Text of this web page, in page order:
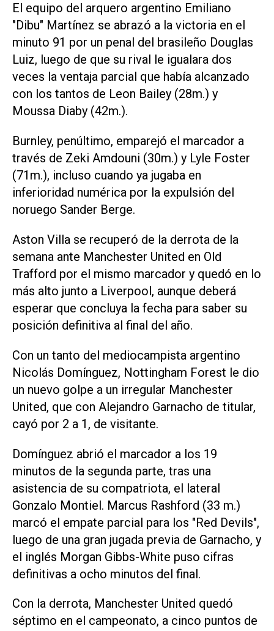
El equipo del arquero argentino Emiliano
"Dibu" Martínez se abrazó a la victoria en el
minuto 91 por un penal del brasileño Douglas
Luiz, luego de que su rival le igualara dos
veces la ventaja parcial que había alcanzado
con los tantos de Leon Bailey (28m.) y
Moussa Diaby (42m.).
Burnley, penúltimo, emparejó el marcador a
través de Zeki Amdouni (30m.) y Lyle Foster
(71m.), incluso cuando ya jugaba en
inferioridad numérica por la expulsión del
noruego Sander Berge.
Aston Villa se recuperó de la derrota de la
semana ante Manchester United en Old
Trafford por el mismo marcador y quedó en lo
más alto junto a Liverpool, aunque deberá
esperar que concluya la fecha para saber su
posición definitiva al final del año.
Con un tanto del mediocampista argentino
Nicolás Domínguez, Nottingham Forest le dio
un nuevo golpe a un irregular Manchester
United, que con Alejandro Garnacho de titular,
cayó por 2 a 1, de visitante.
Domínguez abrió el marcador a los 19
minutos de la segunda parte, tras una
asistencia de su compatriota, el lateral
Gonzalo Montiel. Marcus Rashford (33 m.)
marcó el empate parcial para los "Red Devils",
luego de una gran jugada previa de Garnacho, y
el inglés Morgan Gibbs-White puso cifras
definitivas a ocho minutos del final.
Con la derrota, Manchester United quedó
séptimo en el campeonato, a cinco puntos de